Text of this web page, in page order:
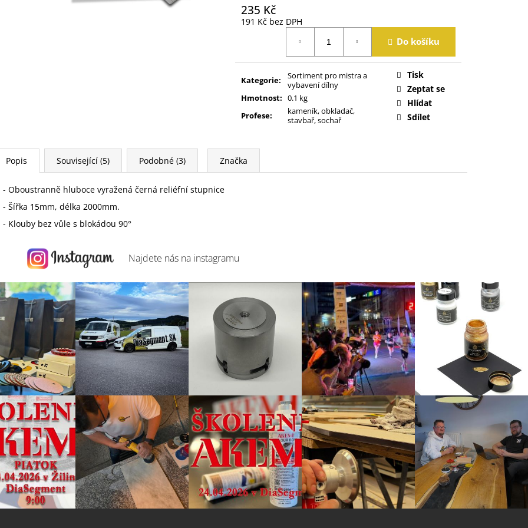
235 Kč
191 Kč bez DPH
Do košíku
Kategorie:
Sortiment pro mistra a
vybavení dílny
Hmotnost: 0.1 kg
Profese:
kameník, obkladač,
stavbař, sochař
Tisk
Zeptat se
Hlídat
Sdílet
Popis Související (5) Podobné (3) Značka
- Oboustranně hluboce vyražená černá reliéfní stupnice
- Šířka 15mm, délka 2000mm.
- Klouby bez vůle s blokádou 90°
Najdete nás na instagramu